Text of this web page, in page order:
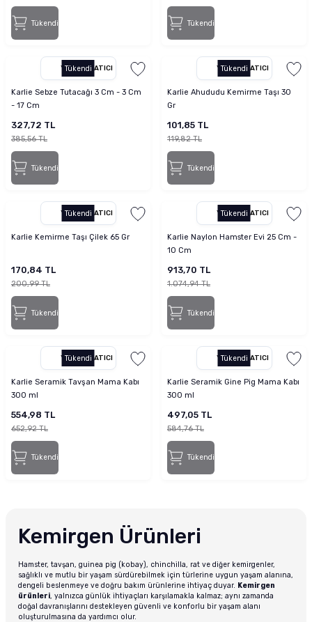
Tükendi Tükendi
Tükendi
YETKILI SATICI
Karlie Sebze Tutacağı 3 Cm - 3 Cm
- 17 Cm
327,72 TL
385,56 TL
Tükendi
Tükendi
YETKILI SATICI
Karlie Ahududu Kemirme Taşı 30
Gr
101,85 TL
119,82 TL
Tükendi
Tükendi
YETKILI SATICI
Karlie Kemirme Taşı Çilek 65 Gr
170,84 TL
200,99 TL
Tükendi
Tükendi
YETKILI SATICI
Karlie Naylon Hamster Evi 25 Cm -
10 Cm
913,70 TL
1.074,94 TL
Tükendi
Tükendi
YETKILI SATICI
Karlie Seramik Tavşan Mama Kabı
300 ml
554,98 TL
652,92 TL
Tükendi
Tükendi
YETKILI SATICI
Karlie Seramik Gine Pig Mama Kabı
300 ml
497,05 TL
584,76 TL
Tükendi
Kemirgen Ürünleri
Hamster, tavşan, guinea pig (kobay), chinchilla, rat ve diğer kemirgenler,
sağlıklı ve mutlu bir yaşam sürdürebilmek için türlerine uygun yaşam alanına,
dengeli beslenmeye ve doğru bakım ürünlerine ihtiyaç duyar. Kemirgen
ürünleri, yalnızca günlük ihtiyaçları karşılamakla kalmaz; aynı zamanda
doğal davranışlarını destekleyen güvenli ve konforlu bir yaşam alanı
oluşturulmasına da yardımcı olur.